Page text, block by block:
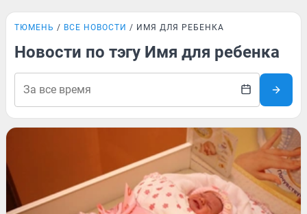
ТЮМЕНЬ ВСЕ НОВОСТИ ИМЯ ДЛЯ РЕБЕНКА
Новости по тэгу Имя для ребенка